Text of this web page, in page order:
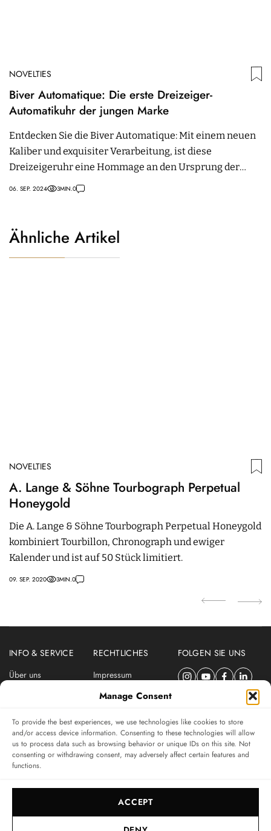
Manage Consent
To provide the best experiences, we use technologies like cookies to store
and/or access device information. Consenting to these technologies will allow
us to process data such as browsing behavior or unique IDs on this site. Not
consenting or withdrawing consent, may adversely affect certain features and
functions.
ACCEPT
NOVELTIES
Biver Automatique: Die erste Dreizeiger-
Automatikuhr der jungen Marke
Entdecken Sie die Biver Automatique: Mit einem neuen
Kaliber und exquisiter Verarbeitung, ist diese
Dreizeigeruhr eine Hommage an den Ursprung der
06. SEP. 2024 3MIN.0
Ähnliche Artikel
NOVELTIES
A. Lange & Söhne Tourbograph Perpetual
Honeygold
Die A. Lange & Söhne Tourbograph Perpetual Honeygold
kombiniert Tourbillon, Chronograph und ewiger
Kalender und ist auf 50 Stück limitiert.
09. SEP. 2020 3MIN.0
INFO & SERVICE
Über uns
RECHTLICHES
Impressum
Datenschutzerklärung
FOLGEN SIE UNS
ABONNIEREN SIE DEN SWISSWATCHES NEWSLETTER
Das unabhängige Magazin für Uhren-Connaisseurs
SUBSCRIBE